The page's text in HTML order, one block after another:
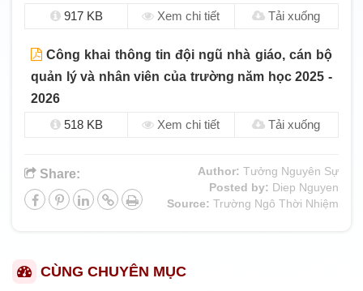
917 KB
Xem chi tiết Tải xuống
Công khai thông tin đội ngũ nhà giáo, cán bộ
quản lý và nhân viên của trường năm học 2025 -
2026
518 KB
Xem chi tiết Tải xuống
Share: Author: Tưởng Nguyên Sự
Posted by: Diep Nguyen
Source: Trường Ngô Thời Nhiệm
CÙNG CHUYÊN MỤC